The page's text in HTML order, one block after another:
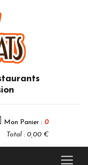
Mon Panier : 0
Total : 0,00 €